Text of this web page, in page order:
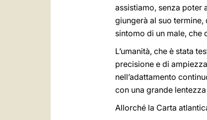
assistiamo, senza poter
giungerà al suo
sintomo di un male, che
L’umanità, che è stata
precisione e di
nell’adattamento
con una grande
Allorché la Carta